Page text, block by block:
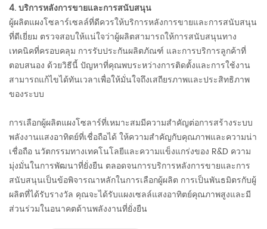
4. บริการหลังการขายและการสนับสนุน
ผู้ผลิตแผงโซลาร์เซลล์ที่ดีควรให้บริการหลังการขายและการสนับสนุน
ที่ดีเยี่ยม ตรวจสอบให้แน่ใจว่าผู้ผลิตสามารถให้การสนับสนุนทาง
เทคนิคที่ครอบคลุม การรับประกันผลิตภัณฑ์ และการบริการลูกค้าที่
ตอบสนอง ด้วยวิธีนี้ ปัญหาที่คุณพบระหว่างการติดตั้งและการใช้งาน
สามารถแก้ไขได้ทันเวลาเพื่อให้มั่นใจถึงเสถียรภาพและประสิทธิภาพ
ของระบบ
การเลือกผู้ผลิตแผงโซลาร์ที่เหมาะสมมีความสำคัญต่อการสร้างระบบ
พลังงานแสงอาทิตย์ที่เชื่อถือได้ ให้ความสำคัญกับคุณภาพและความน่า
เชื่อถือ นวัตกรรมทางเทคโนโลยีและความแข็งแกร่งของ R&D ความ
มุ่งมั่นในการพัฒนาที่ยั่งยืน ตลอดจนการบริการหลังการขายและการ
สนับสนุนเป็นข้อพิจารณาหลักในการเลือกผู้ผลิต การเป็นพันธมิตรกับผู้
ผลิตที่ได้รับรางวัล คุณจะได้รับแผงเซลล์แสงอาทิตย์คุณภาพสูงและมี
ส่วนร่วมในอนาคตด้านพลังงานที่ยั่งยืน